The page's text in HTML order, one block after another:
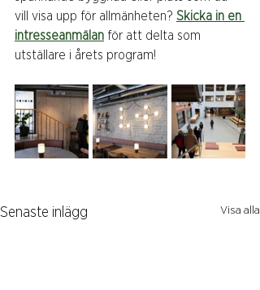
vill visa upp för allmänheten? Skicka in en
intresseanmälan för att delta som
utställare i årets program!
Senaste inlägg Visa alla